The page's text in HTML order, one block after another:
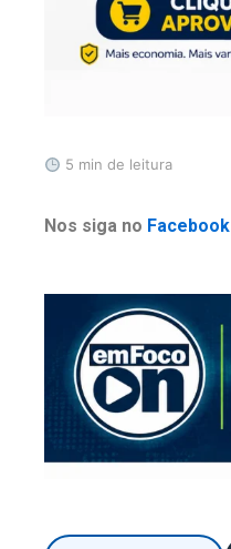
5 min de leitura
Nos siga no Facebook